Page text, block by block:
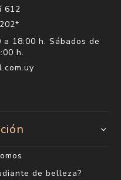
612
18:00 h. Sábados de
h.
de belleza?